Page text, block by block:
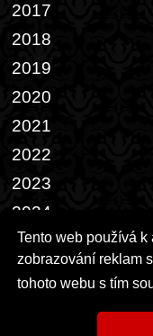
Tento web používá
zobrazování reklam
tohoto webu s tím
2017
2018
2019
2020
2021
2022
2023
2024
2025
2026